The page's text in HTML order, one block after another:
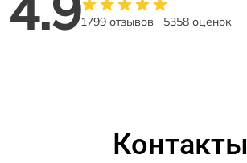
1799 отзывов 5358 оценок
Контакты